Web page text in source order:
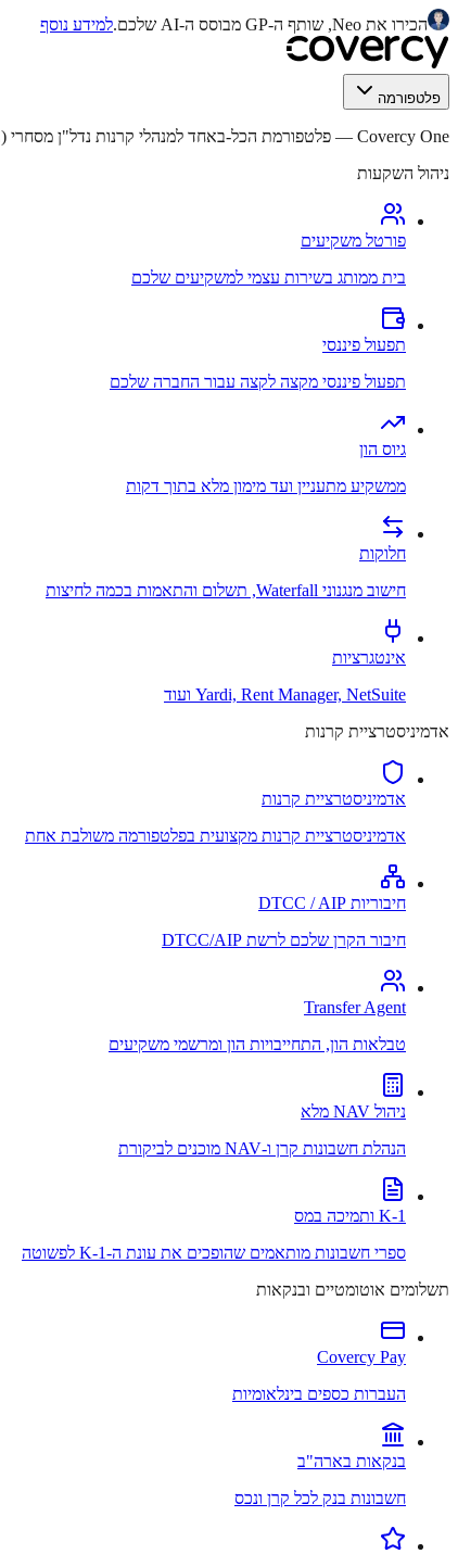
הכירו את Neo, שותף ה-GP מבוסס ה-AI שלכם. למידע נוסף
פלטפורמה
Covercy One
— פלטפורמת הכל-באחד למנהלי קרנות נדל"ן מסחרי (CRE).
ניהול השקעות
פורטל משקיעים
בית ממותג בשירות עצמי למשקיעים שלכם
תפעול פיננסי
תפעול פיננסי מקצה לקצה עבור החברה שלכם
גיוס הון
ממשקיע מתעניין ועד מימון מלא בתוך דקות
חלוקות
חישוב מנגנוני Waterfall, תשלום והתאמות בכמה לחיצות
אינטגרציות
Yardi, Rent Manager, NetSuite ועוד
אדמיניסטרציית קרנות
אדמיניסטרציית קרנות
אדמיניסטרציית קרנות מקצועית בפלטפורמה משולבת אחת
חיבוריות DTCC / AIP
חיבור הקרן שלכם לרשת DTCC/AIP
Transfer Agent
טבלאות הון, התחייבויות הון ומרשמי משקיעים
ניהול NAV מלא
הנהלת חשבונות קרן ו-NAV מוכנים לביקורת
K-1 ותמיכה במס
ספרי חשבונות מותאמים שהופכים את עונת ה-K-1 לפשוטה
תשלומים אוטומטיים ובנקאות
Covercy Pay
העברות כספים בינלאומיות
בנקאות בארה"ב
חשבונות בנק לכל קרן ונכס